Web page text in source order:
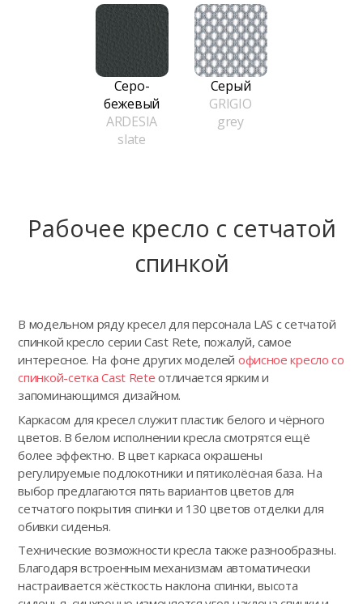
Серо-
бежевый
ARDESIA
slate
Серый
GRIGIO
grey
Рабочее кресло с сетчатой
спинкой
В модельном ряду кресел для персонала LAS с сетчатой
спинкой кресло серии Cast Rete, пожалуй, самое
интересное. На фоне других моделей офисное кресло со
спинкой-сетка Cast Rete отличается ярким и
запоминающимся дизайном.
Каркасом для кресел служит пластик белого и чёрного
цветов. В белом исполнении кресла смотрятся ещё
более эффектно. В цвет каркаса окрашены
регулируемые подлокотники и пятиколёсная база. На
выбор предлагаются пять вариантов цветов для
сетчатого покрытия спинки и 130 цветов отделки для
обивки сиденья.
Технические возможности кресла также разнообразны.
Благодаря встроенным механизмам автоматически
настраивается жёсткость наклона спинки, высота